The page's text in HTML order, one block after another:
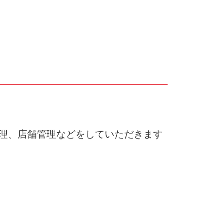
、店舗管理などをしていただきます